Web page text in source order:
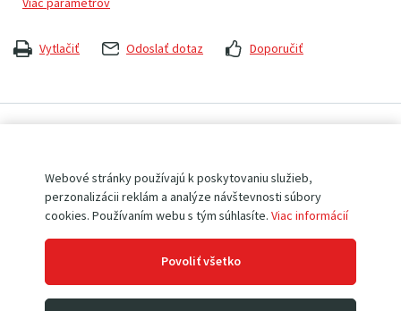
Webové stránky používajú k poskytovaniu služieb,
perzonalizácii reklám a analýze návštevnosti súbory
cookies. Používaním webu s tým súhlasíte. Viac informácií
Povoliť všetko
Vytlačiť Odoslať dotaz Doporučiť